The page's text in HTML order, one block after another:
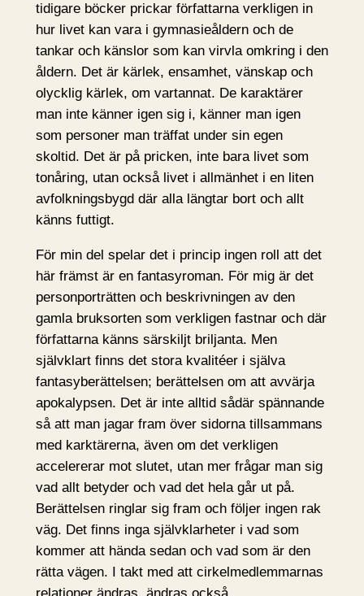
tidigare böcker prickar författarna verkligen in
hur livet kan vara i gymnasieåldern och de
tankar och känslor som kan virvla omkring i den
åldern. Det är kärlek, ensamhet, vänskap och
olycklig kärlek, om vartannat. De karaktärer
man inte känner igen sig i, känner man igen
som personer man träffat under sin egen
skoltid. Det är på pricken, inte bara livet som
tonåring, utan också livet i allmänhet i en liten
avfolkningsbygd där alla längtar bort och allt
känns futtigt.
För min del spelar det i princip ingen roll att det
här främst är en fantasyroman. För mig är det
personporträtten och beskrivningen av den
gamla bruksorten som verkligen fastnar och där
författarna känns särskiljt briljanta. Men
självklart finns det stora kvalitéer i själva
fantasyberättelsen; berättelsen om att avvärja
apokalypsen. Det är inte alltid sådär spännande
så att man jagar fram över sidorna tillsammans
med karktärerna, även om det verkligen
accelererar mot slutet, utan mer frågar man sig
vad allt betyder och vad det hela går ut på.
Berättelsen ringlar sig fram och följer ingen rak
väg. Det finns inga självklarheter i vad som
kommer att hända sedan och vad som är den
rätta vägen. I takt med att cirkelmedlemmarnas